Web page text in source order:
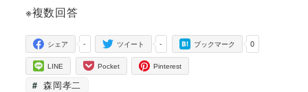
※複数回答
-
シェア -
ツイート 0
ブックマーク
LINE Pocket Pinterest
森岡孝二